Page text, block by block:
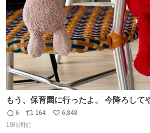
もう、保育園に行ったよ。 今降ろして
返
信
6
リ
ポ
164
い
6,848
19時間前